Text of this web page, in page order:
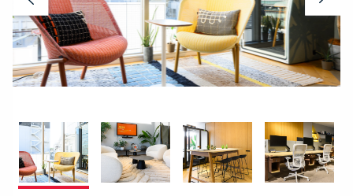
Previous